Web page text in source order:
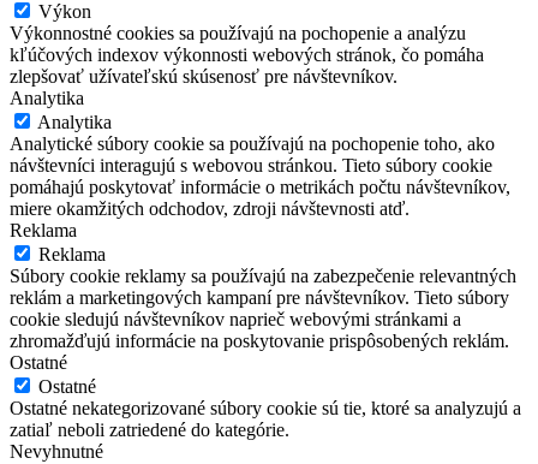
Výkon
Výkonnostné cookies sa používajú na pochopenie a analýzu
kľúčových indexov výkonnosti webových stránok, čo pomáha
zlepšovať užívateľskú skúsenosť pre návštevníkov.
Analytika
Analytika
Analytické súbory cookie sa používajú na pochopenie toho, ako
návštevníci interagujú s webovou stránkou. Tieto súbory cookie
pomáhajú poskytovať informácie o metrikách počtu návštevníkov,
miere okamžitých odchodov, zdroji návštevnosti atď.
Reklama
Reklama
Súbory cookie reklamy sa používajú na zabezpečenie relevantných
reklám a marketingových kampaní pre návštevníkov. Tieto súbory
cookie sledujú návštevníkov naprieč webovými stránkami a
zhromažďujú informácie na poskytovanie prispôsobených reklám.
Ostatné
Ostatné
Ostatné nekategorizované súbory cookie sú tie, ktoré sa analyzujú a
zatiaľ neboli zatriedené do kategórie.
Nevyhnutné